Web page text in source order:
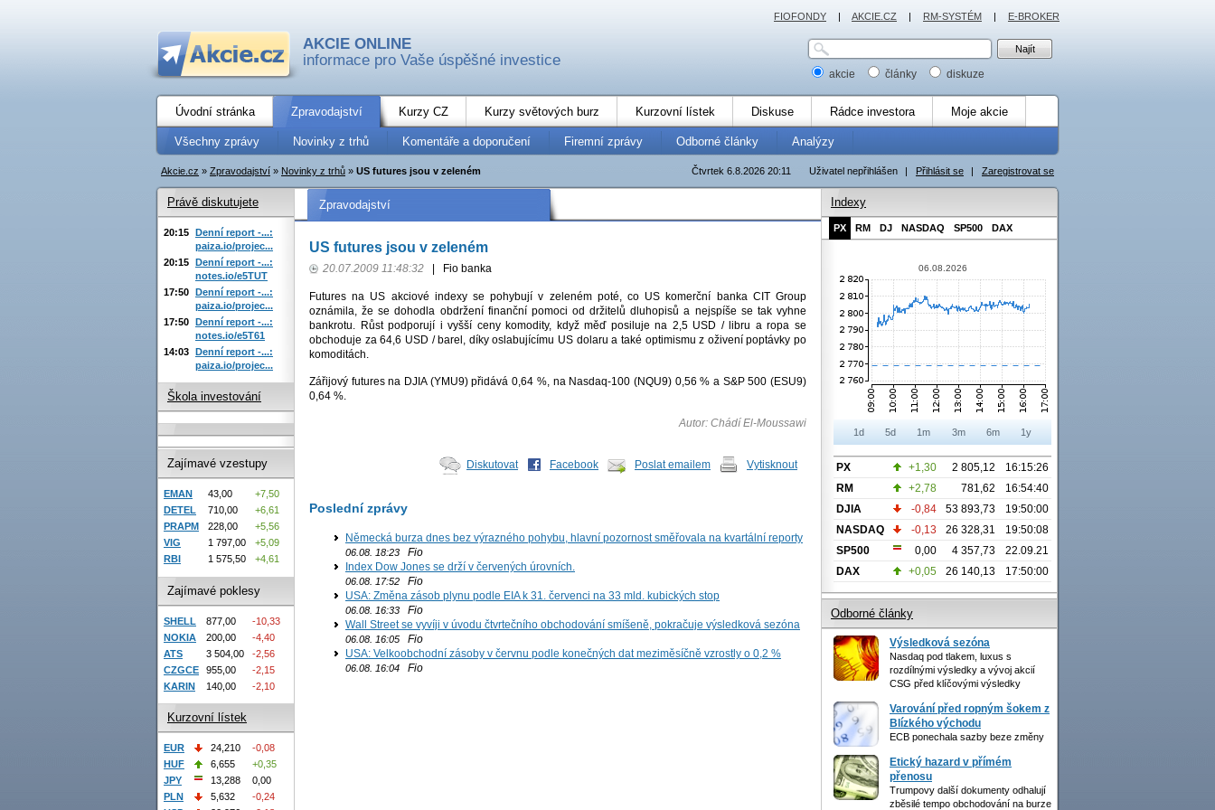
AKCIE ONLINE
informace pro Vaše úspěšné investice
akcie články diskuze
Úvodní stránka Zpravodajství Kurzy CZ Kurzy světových burz Kurzovní lístek Diskuse Rádce investora Moje akcie
Všechny zprávy Novinky z trhů Komentáře a doporučení Firemní zprávy Odborné články Analýzy
Uživatel nepřihlášen | Přihlásit se | Zaregistrovat se
Čtvrtek 6.8.2026 20:11
Akcie.cz » Zpravodajství » Novinky z trhů » US futures jsou v zeleném
Zpravodajství
US futures jsou v zeleném
20.07.2009 11:48:32 Fio banka
Futures na US akciové indexy se pohybují v zeleném poté, co US komerční banka CIT Group
oznámila, že se dohodla obdržení finanční pomoci od držitelů dluhopisů a nejspíše se tak vyhne
bankrotu. Růst podporují i vyšší ceny komodity, když měď posiluje na 2,5 USD / libru a ropa se
obchoduje za 64,6 USD / barel, díky oslabujícímu US dolaru a také optimismu z oživení poptávky po
komoditách.
Zářijový futures na DJIA (YMU9) přidává 0,64 %, na Nasdaq-100 (NQU9) 0,56 % a S&P 500 (ESU9)
0,64 %.
Autor: Chádí El-Moussawi
Diskutovat Facebook Poslat emailem Vytisknout
Poslední zprávy
Německá burza dnes bez výrazného pohybu, hlavní pozornost směřovala na kvartální reporty
06.08. 18:23 Fio
Index Dow Jones se drží v červených úrovních.
06.08. 17:52 Fio
USA: Změna zásob plynu podle EIA k 31. červenci na 33 mld. kubických stop
06.08. 16:33 Fio
Wall Street se vyvíji v úvodu čtvrtečního obchodování smíšeně, pokračuje výsledková sezóna
06.08. 16:05 Fio
USA: Velkoobchodní zásoby v červnu podle konečných dat meziměsíčně vzrostly o 0,2 %
06.08. 16:04 Fio
Právě diskutujete
20:15 Denní report -...:
paiza.io/projec...
20:15 Denní report -...:
notes.io/e5TUT
17:50 Denní report -...:
paiza.io/projec...
17:50 Denní report -...:
notes.io/e5T61
14:03 Denní report -...:
paiza.io/projec...
Škola investování
Zajímavé vzestupy
EMAN 43,00
+7,50
DETEL
710,00
+6,61
PRAPM
228,00
+5,56
VIG
1 797,00
+5,09
RBI
1 575,50 +4,61
Zajímavé poklesy
SHELL 877,00
-10,33
NOKIA
200,00
-4,40
ATS
3 504,00
-2,56
CZGCE
955,00
-2,15
KARIN
140,00 -2,10
Kurzovní lístek
EUR 24,210
-0,08
HUF
6,655
+0,35
JPY
13,288
0,00
PLN
5,632
-0,24
Indexy
PX RM DJ NASDAQ SP500 DAX
06.08.2026
1d 5d 1m 3m 6m 1y
PX +1,30 2 805,12
16:15:26
RM
+2,78 781,62
16:54:40
DJIA
-0,84 53 893,73
19:50:00
NASDAQ
-0,13 26 328,31
19:50:08
SP500
0,00 4 357,73
22.09.21
DAX
+0,05 26 140,13 17:50:00
Odborné články
Výsledková sezóna
Nasdaq pod tlakem, luxus s
rozdílnými výsledky a vývoj akcií
CSG před klíčovými výsledky
Varování před ropným šokem z
Blízkého východu
ECB ponechala sazby beze změny
Etický hazard v přímém
přenosu
Trumpovy další dokumenty odhalují
zběsilé tempo obchodování na burze
FIOFONDY | AKCIE.CZ | RM-SYSTÉM | E-BROKER